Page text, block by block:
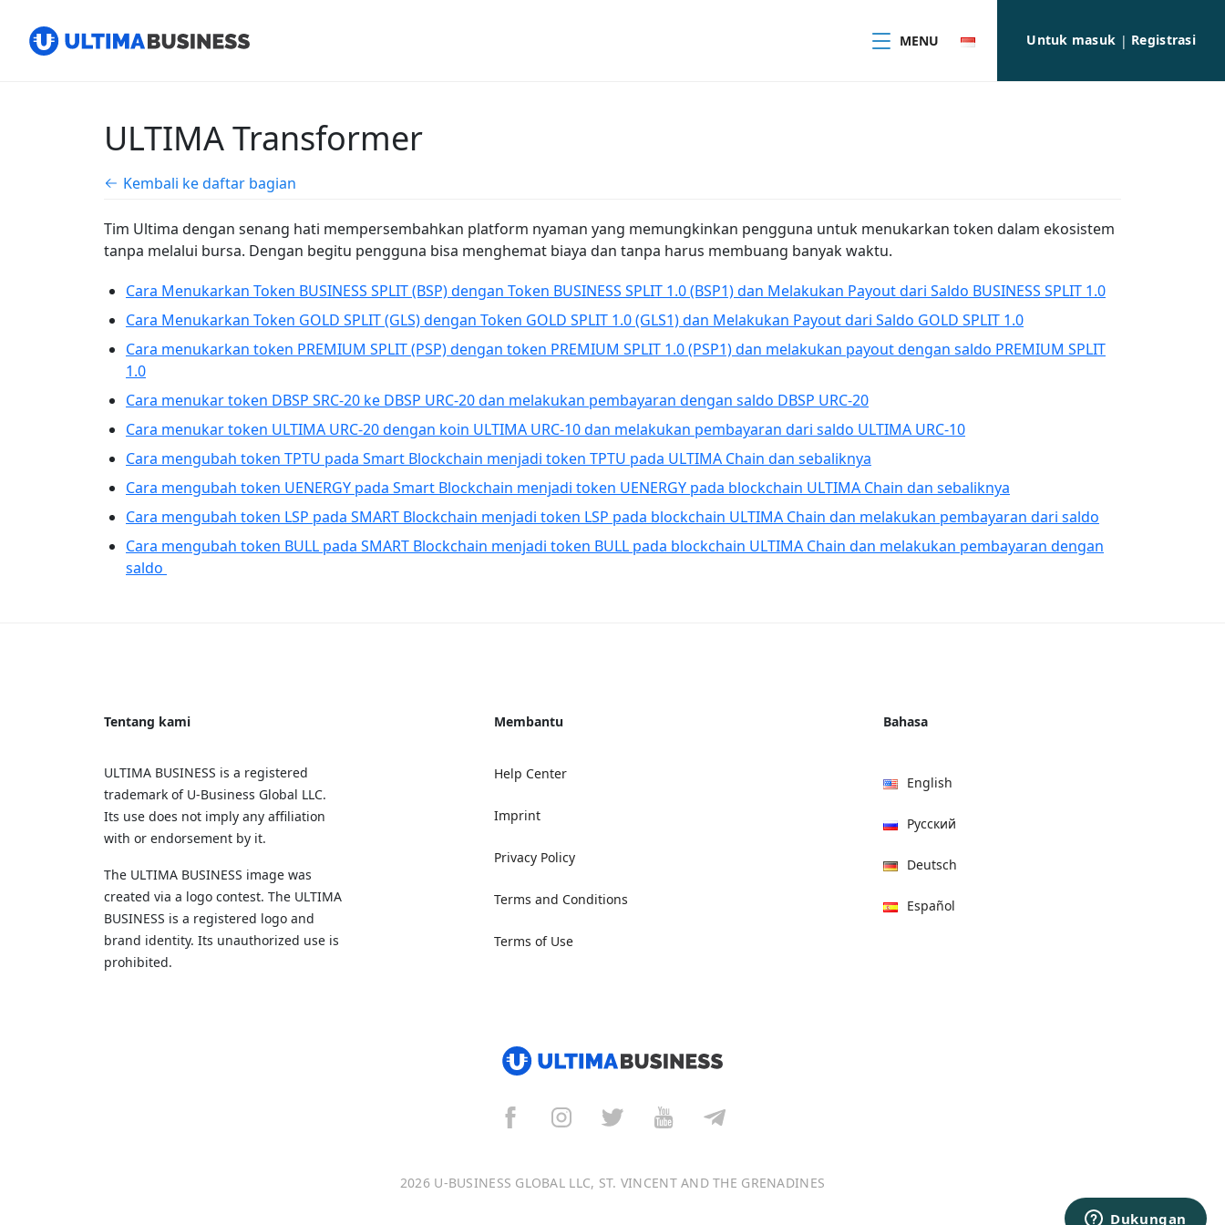
MENU Untuk masuk | Registrasi
ULTIMA Transformer
Kembali ke daftar bagian
Tim Ultima dengan senang hati mempersembahkan platform nyaman yang memungkinkan pengguna untuk menukarkan token dalam ekosistem
tanpa melalui bursa. Dengan begitu pengguna bisa menghemat biaya dan tanpa harus membuang banyak waktu.
Cara Menukarkan Token BUSINESS SPLIT (BSP) dengan Token BUSINESS SPLIT 1.0 (BSP1) dan Melakukan Payout dari Saldo BUSINESS SPLIT 1.0
Cara Menukarkan Token GOLD SPLIT (GLS) dengan Token GOLD SPLIT 1.0 (GLS1) dan Melakukan Payout dari Saldo GOLD SPLIT 1.0
Cara menukarkan token PREMIUM SPLIT (PSP) dengan token PREMIUM SPLIT 1.0 (PSP1) dan melakukan payout dengan saldo PREMIUM SPLIT
1.0
Cara menukar token DBSP SRC-20 ke DBSP URC-20 dan melakukan pembayaran dengan saldo DBSP URC-20
Cara menukar token ULTIMA URC-20 dengan koin ULTIMA URC-10 dan melakukan pembayaran dari saldo ULTIMA URC-10
Cara mengubah token TPTU pada Smart Blockchain menjadi token TPTU pada ULTIMA Chain dan sebaliknya
Cara mengubah token UENERGY pada Smart Blockchain menjadi token UENERGY pada blockchain ULTIMA Chain dan sebaliknya
Cara mengubah token LSP pada SMART Blockchain menjadi token LSP pada blockchain ULTIMA Chain dan melakukan pembayaran dari saldo
Cara mengubah token BULL pada SMART Blockchain menjadi token BULL pada blockchain ULTIMA Chain dan melakukan pembayaran dengan
saldo
Tentang kami
ULTIMA BUSINESS is a registered
trademark of U‑Business Global LLC.
Its use does not imply any affiliation
with or endorsement by it.
The ULTIMA BUSINESS image was
created via a logo contest. The ULTIMA
BUSINESS is a registered logo and
brand identity. Its unauthorized use is
prohibited.
Membantu
Help Center
Imprint
Privacy Policy
Terms and Conditions
Terms of Use
Bahasa
English
Русский
Deutsch
Español
2026 U-BUSINESS GLOBAL LLC, ST. VINCENT AND THE GRENADINES